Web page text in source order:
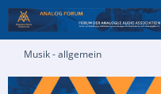
Musik - allgemein